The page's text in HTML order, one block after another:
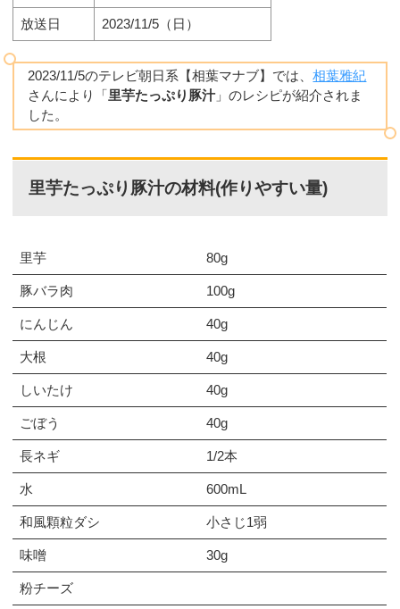
放送日 2023/11/5（日）
2023/11/5のテレビ朝日系【相葉マナブ】では、相葉雅紀
さんにより「里芋たっぷり豚汁」のレシピが紹介されま
した。
里芋たっぷり豚汁の材料(作りやすい量)
里芋 80g
豚バラ肉 100g
にんじん 40g
大根 40g
しいたけ 40g
ごぼう 40g
長ネギ 1/2本
水 600mL
和風顆粒ダシ 小さじ1弱
味噌 30g
粉チーズ